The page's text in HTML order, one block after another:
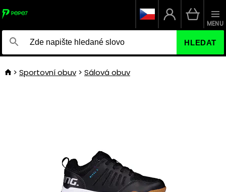
HLEDAT
MENU
Sportovní obuv Sálová obuv